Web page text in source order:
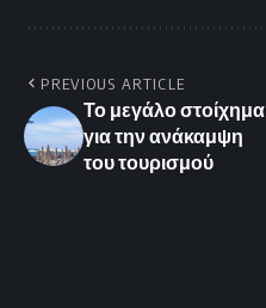
PREVIOUS ARTICLE
Το μεγάλο στοίχημα
για την ανάκαμψη
του τουρισμού